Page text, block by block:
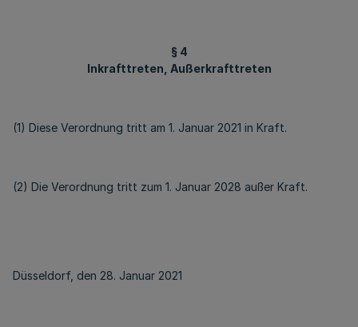
§ 4
Inkrafttreten, Außerkrafttreten
(1) Diese Verordnung tritt am 1. Januar 2021 in Kraft.
(2) Die Verordnung tritt zum 1. Januar 2028 außer Kraft.
Düsseldorf, den 28. Januar 2021